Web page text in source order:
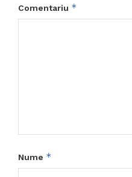
Comentariu *
Nume *